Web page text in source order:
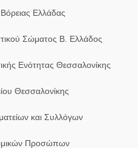
Ελλάδας
Σώματος Β. Ελλάδος
Ενότητας Θεσσαλονίκης
Θεσσαλονίκης
και Συλλόγων
Προσώπων